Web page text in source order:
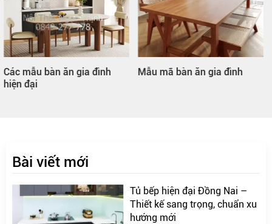
Mẫu mã bàn ăn gia đình Bàn ăn gia đình hình tròn
Bài viết mới
Tủ bếp hiện đại Đồng Nai –
Thiết kế sang trọng, chuẩn xu
hướng mới